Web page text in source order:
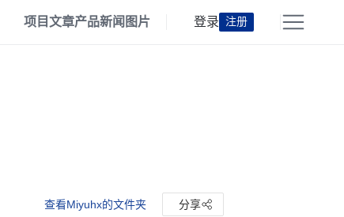
项目文章产品新闻 图片 登录 注册
查看Miyuhx的文件夹 分享